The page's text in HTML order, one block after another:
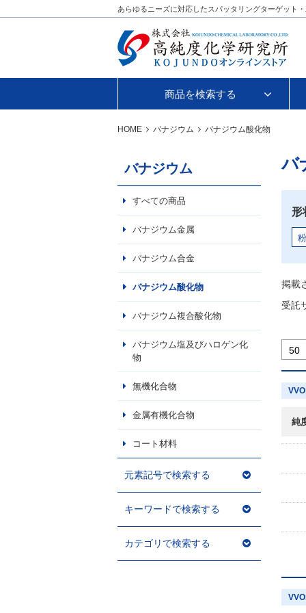
あらゆるニーズに対応したスパッタリングターゲット
商品を検索する
HOME バナジウム バナジウム酸化物
バナジウム
すべての商品
バナジウム金属
バナジウム合金
バナジウム酸化物
バナジウム複合酸化物
バナジウム塩及びハロゲン化
物
無機化合物
金属有機化合物
コート材料
元素記号で検索する
キーワードで検索する
カテゴリで検索する
バ
形
掲載
受託
純